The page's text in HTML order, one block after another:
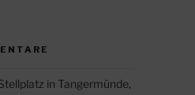
in Tangermünde,